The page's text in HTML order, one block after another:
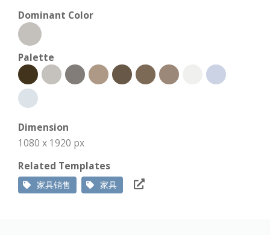
Dominant Color
Palette
Dimension
1080 x 1920 px
Related Templates
家具销售 家具